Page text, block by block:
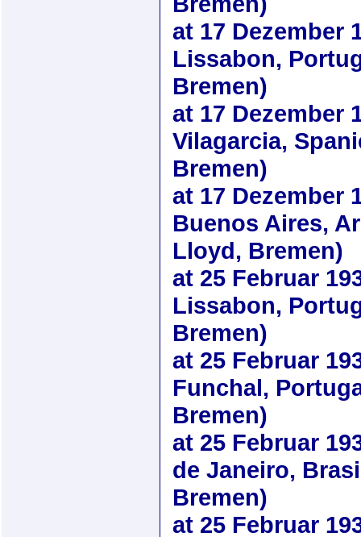
at 17 Dezember
Lissabon,
Bremen)
at 17 Dezember
Vilagarcia,
Bremen)
at 17 Dezember
Buenos Aires,
Lloyd, Bremen)
at 25 Februar
Lissabon,
Bremen)
at 25 Februar
Funchal,
Bremen)
at 25 Februar
de Janeiro,
Bremen)
at 25 Februar